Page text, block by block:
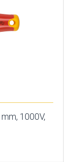
1000V,